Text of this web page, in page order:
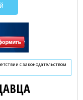
с законодательством